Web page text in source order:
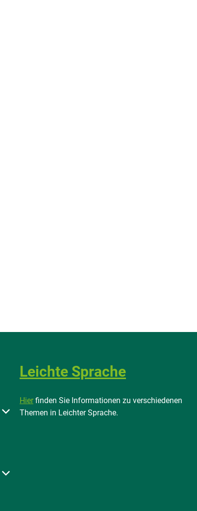
auszublenden
auszublenden
Leichte Sprache
Hier finden Sie Informationen zu verschiedenen
Themen in Leichter Sprache.